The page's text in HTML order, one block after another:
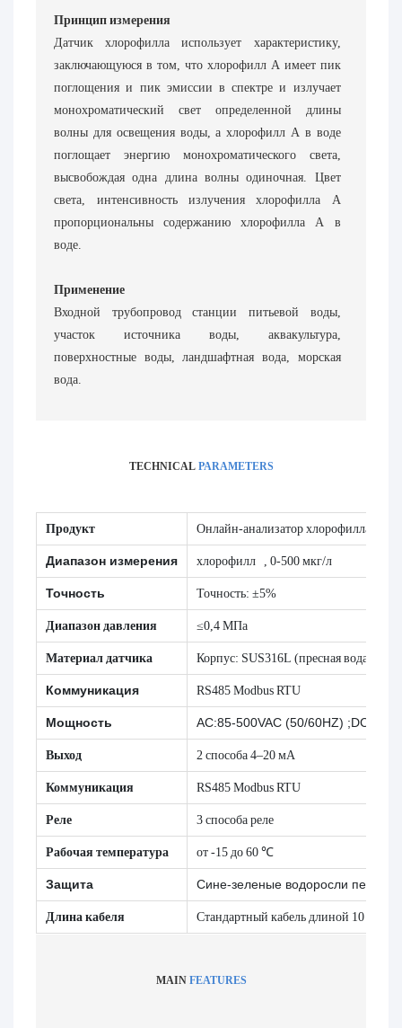
Принцип измерения
Датчик хлорофилла использует характеристику,
заключающуюся в том, что хлорофилл А имеет пик
поглощения и пик эмиссии в спектре и излучает
монохроматический свет определенной длины
волны для освещения воды, а хлорофилл А в воде
поглощает энергию монохроматического света,
высвобождая одна длина волны одиночная. Цвет
света, интенсивность излучения хлорофилла А
пропорциональны содержанию хлорофилла А в
воде.
Применение
Входной трубопровод станции питьевой воды,
участок источника воды, аквакультура,
поверхностные воды, ландшафтная вода, морская
вода.
TECHNICAL PARAMETERS
Продукт Онлайн-анализатор хлорофилла
Диапазон измерения хлорофилл , 0-500 мкг/л
Точность Точность: ±5%
Диапазон давления ≤0,4 МПа
Материал датчика Корпус: SUS316L (пресная вода),
Коммуникация RS485 Modbus RTU
Мощность AC:85-500VAC (50/60HZ)
Выход 2 способа 4–20 мА
Коммуникация RS485 Modbus RTU
Реле 3 способа реле
Рабочая температура от -15 до 60 ℃
Защита Сине-зеленые водоросли
Длина кабеля Стандартный кабель длиной 10
MAIN FEATURES